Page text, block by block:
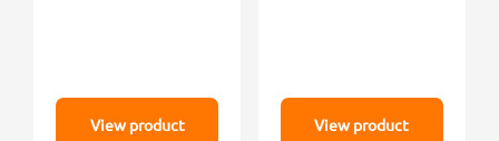
View product View product